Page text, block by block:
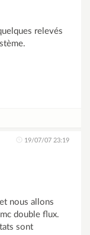
relevés
19/07/07 23:19
nous allons
double flux.
sont